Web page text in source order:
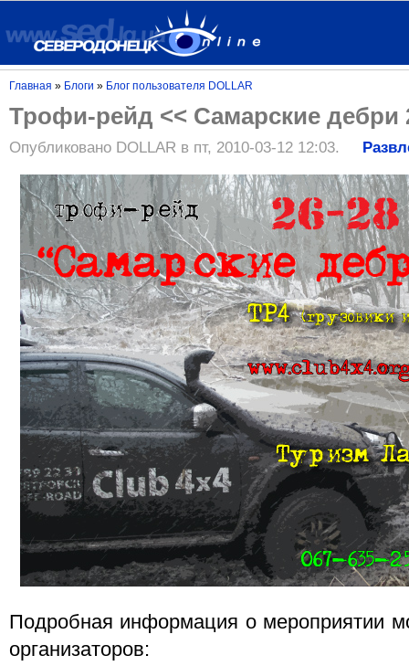
Главная » Блоги » Блог пользователя DOLLAR
Трофи-рейд << Самарские дебри
Опубликовано DOLLAR в пт, 2010-03-12 12:03.
Подробная информация о мероприятии
организаторов: